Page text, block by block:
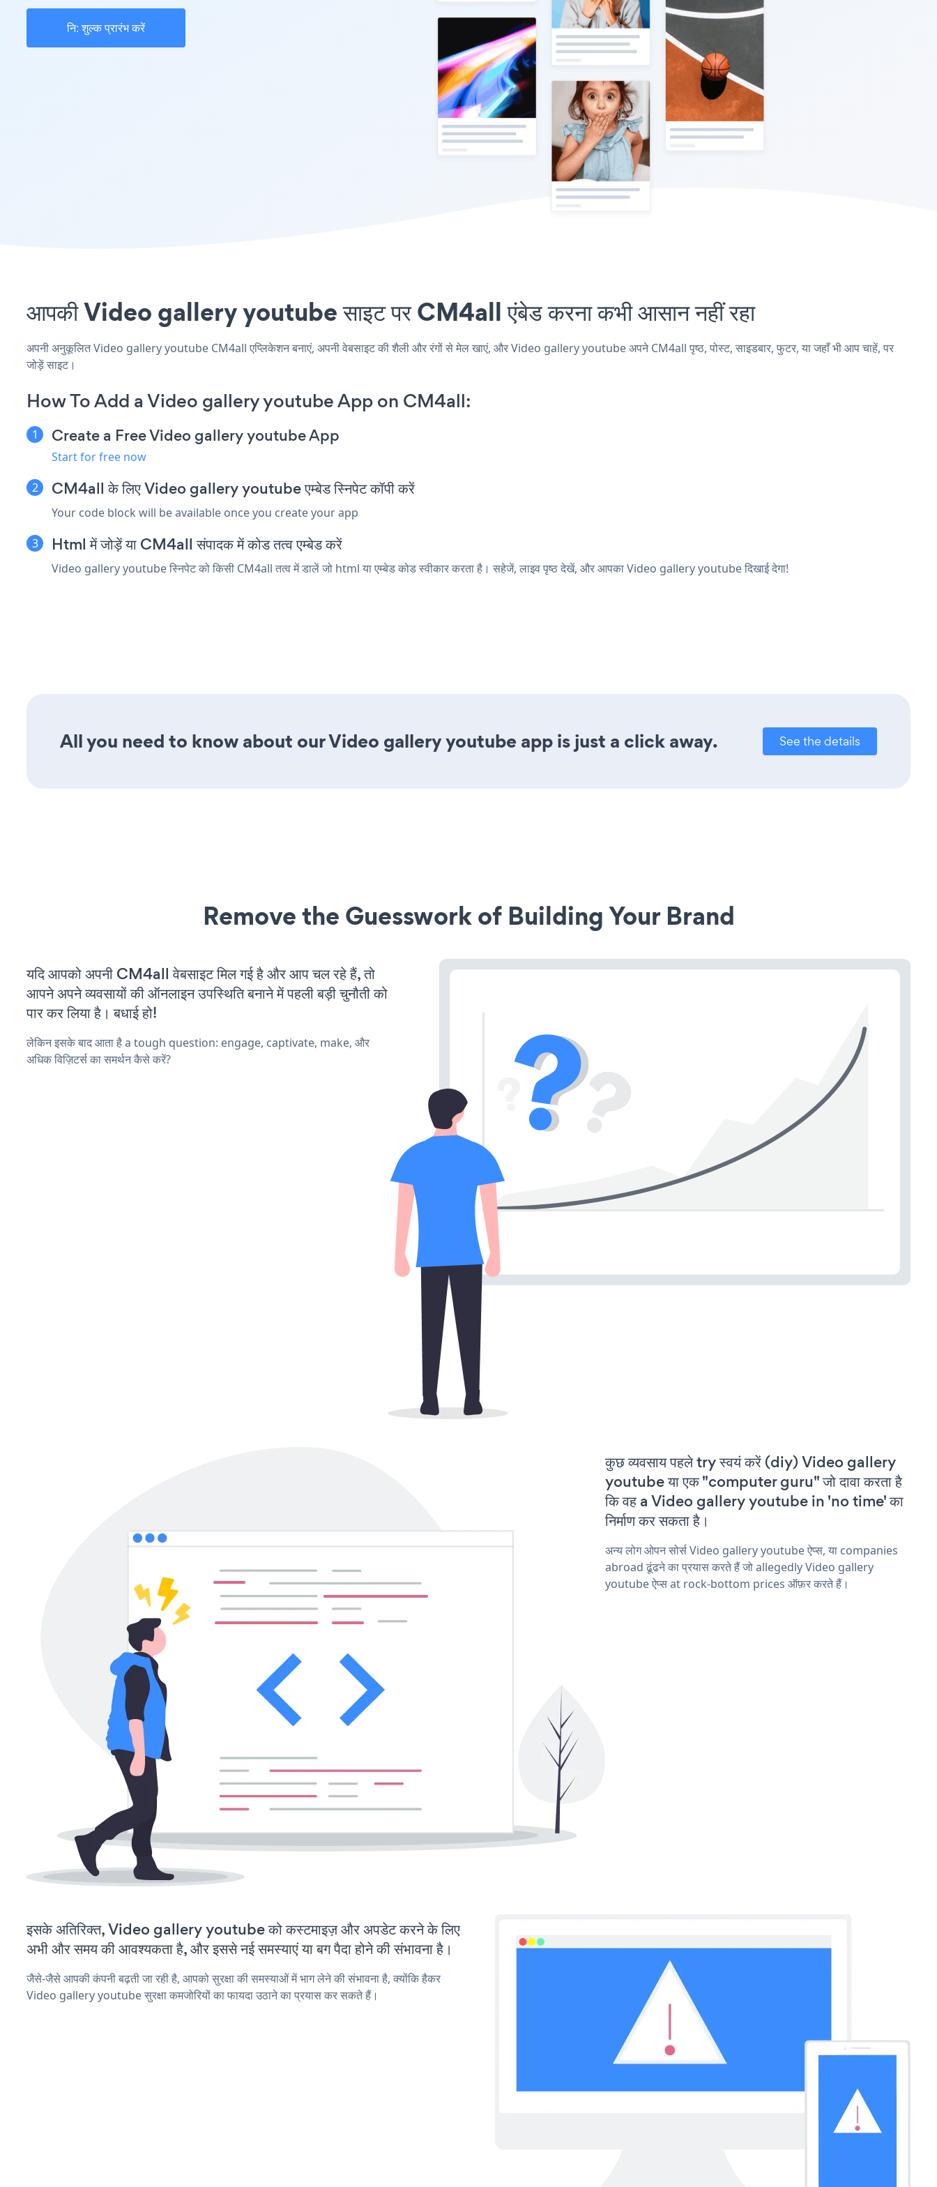
नि: शुल्क प्रारंभ करें
आपकी Video gallery youtube साइट पर CM4all एंबेड करना कभी आसान नहीं रहा
अपनी अनुकूलित Video gallery youtube CM4all एप्लिकेशन बनाएं, अपनी वेबसाइट की शैली और रंगों से मेल खाएं, और Video gallery youtube अपने CM4all पृष्ठ, पोस्ट, साइडबार, फुटर, या जहाँ भी आप चाहें, पर
जोड़ें साइट।
How To Add a Video gallery youtube App on CM4all:
Create a Free Video gallery youtube App
Start for free now
CM4all के लिए Video gallery youtube एम्बेड स्निपेट कॉपी करें
Your code block will be available once you create your app
Html में जोड़ें या CM4all संपादक में कोड तत्व एम्बेड करें
Video gallery youtube स्निपेट को किसी CM4all तत्व में डालें जो html या एम्बेड कोड स्वीकार करता है। सहेजें, लाइव पृष्ठ देखें, और आपका Video gallery youtube दिखाई देगा!
All you need to know about our Video gallery youtube app is just a click away. See the details
Remove the Guesswork of Building Your Brand
यदि आपको अपनी CM4all वेबसाइट मिल गई है और आप चल रहे हैं, तो
आपने अपने व्यवसायों की ऑनलाइन उपस्थिति बनाने में पहली बड़ी चुनौती को
पार कर लिया है। बधाई हो!
लेकिन इसके बाद आता है a tough question: engage, captivate, make, और
अधिक विज़िटर्स का समर्थन कैसे करें?
कुछ व्यवसाय पहले try स्वयं करें (diy) Video gallery
youtube या एक "computer guru" जो दावा करता है
कि वह a Video gallery youtube in 'no time' का
निर्माण कर सकता है।
अन्य लोग ओपन सोर्स Video gallery youtube ऐप्स, या companies
abroad ढूंढने का प्रयास करते हैं जो allegedly Video gallery
youtube ऐप्स at rock-bottom prices ऑफ़र करते हैं।
इसके अतिरिक्त, Video gallery youtube को कस्टमाइज़ और अपडेट करने के लिए
अभी और समय की आवश्यकता है, और इससे नई समस्याएं या बग पैदा होने की संभावना है।
जैसे-जैसे आपकी कंपनी बढ़ती जा रही है, आपको सुरक्षा की समस्याओं में भाग लेने की संभावना है, क्योंकि हैकर
Video gallery youtube सुरक्षा कमजोरियों का फायदा उठाने का प्रयास कर सकते हैं।